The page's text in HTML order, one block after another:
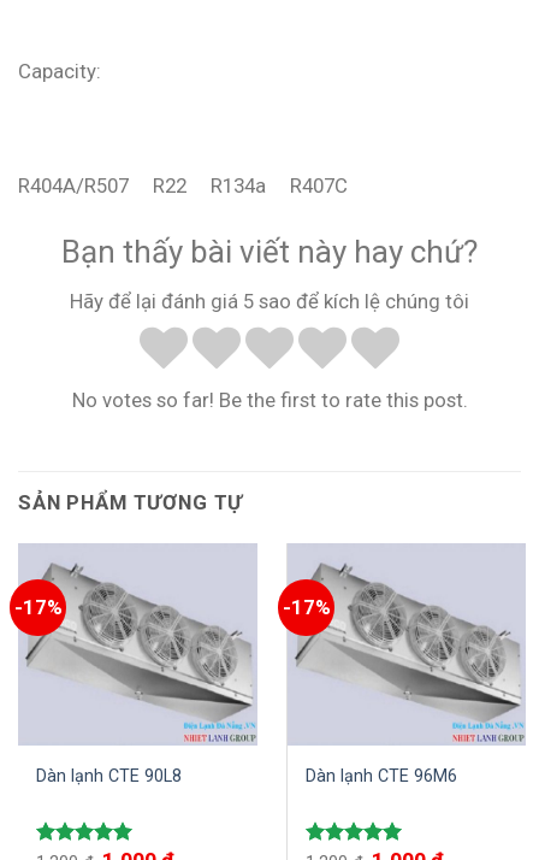
Capacity:
R404A/R507 R22 R134a R407C
Bạn thấy bài viết này hay chứ?
Hãy để lại đánh giá 5 sao để kích lệ chúng tôi
No votes so far! Be the first to rate this post.
SẢN PHẨM TƯƠNG TỰ
-17%
Dàn lạnh CTE 90L8
-17%
Dàn lạnh CTE 96M6